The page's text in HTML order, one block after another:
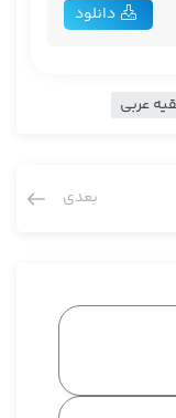
دانلود
عربی
بعدی